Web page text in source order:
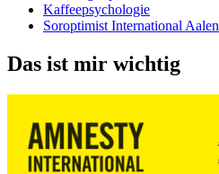
Kaffeepsychologie
Soroptimist International Aalen
Das ist mir wichtig